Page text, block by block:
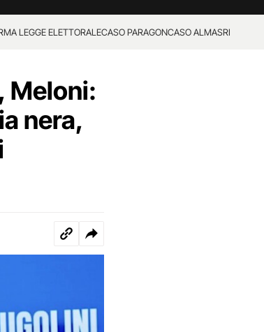
LEGGE ELETTORALECASO PARAGONCASO ALMASRI
Meloni:
nera,